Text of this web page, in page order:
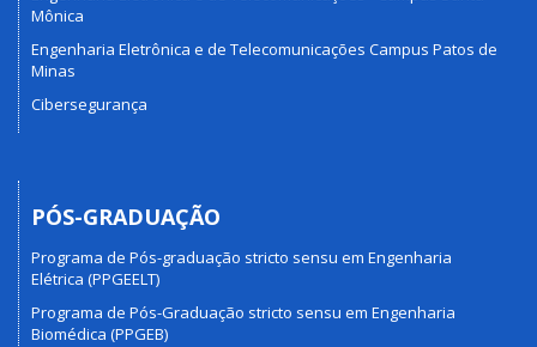
Mônica
Engenharia Eletrônica e de Telecomunicações Campus Patos de
Minas
Cibersegurança
PÓS-GRADUAÇÃO
Programa de Pós-graduação stricto sensu em Engenharia
Elétrica (PPGEELT)
Programa de Pós-Graduação stricto sensu em Engenharia
Biomédica (PPGEB)